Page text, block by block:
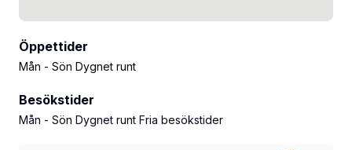
Öppettider
Mån - Sön Dygnet runt
Besökstider
Mån - Sön Dygnet runt Fria besökstider